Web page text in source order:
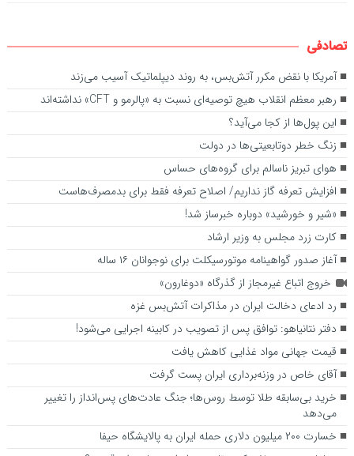
تصادفی
آمریکا با نقض مکرر آتش‌بس، به روند دیپلماتیک آسیب می‌زند
رهبر معظم انقلاب هیچ توصیه‌ای نسبت به «پالرمو و CFT» نداشته‌اند
این پول‌ها از کجا می‌آید؟
زنگ خطر دوتابعیتی‌ها در دولت
هوای تبریز ناسالم برای گروه‌های حساس
افزایش تعرفه گاز نداریم/ اصلاح تعرفه فقط برای بدمصرف‌هاست
«شیر و خورشید» دوباره خبرساز شد!
کارت زرد مجلس به وزیر ارشاد
آغاز صدور گواهینامه موتورسیکلت برای نوجوانان ۱۶ ساله
خروج اتباع غیرمجاز از گذرگاه «دوغارون»
رد ادعای دخالت ایران در مذاکرات آتش‌بس غزه
دفتر نتانیاهو: توافق پس از تصویب در کابینه اجرایی می‌شود!
قیمت جهانی مواد غذایی کاهش یافت
آقای خاص در وزنه‌برداری ایران پست گرفت
خرید بی‌سابقه طلا توسط روس‌ها؛ جنگ عادت‌های پس‌انداز را تغییر
می‌دهد
خسارت ۲۰۰ میلیون دلاری حمله ایران به پالایشگاه حیفا